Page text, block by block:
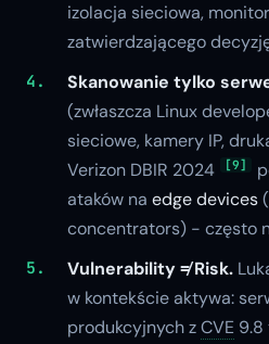
izolacja sieciowa,
zatwierdzającego
Skanowanie tylko
(zwłaszcza Linux
sieciowe, kamery IP,
Verizon DBIR 2024
[9]
ataków na edge devices
concentrators) - często
Vulnerability ≠ Risk.
w kontekście aktywa:
produkcyjnych zCVE 9.8